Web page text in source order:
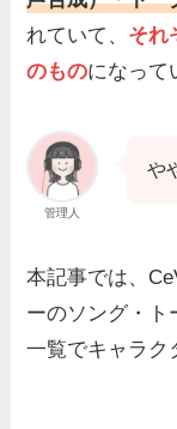
れていて、 それ
のものになって
管理人
や
本記事では、
ーのソング・ト
一覧でキャラク